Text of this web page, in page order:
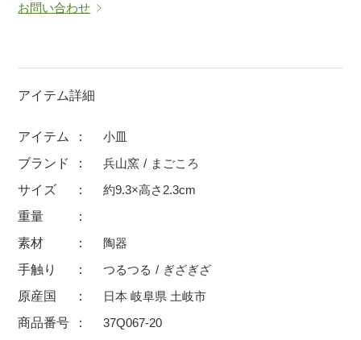
子供食器
置物
調理雑器
価格
500円未満 99円未満
500円～ 600円～
1,500円〜
お問い合わせ
アイテム詳細
アイテム
小皿
ブランド
兵山窯
まごころ
サイズ
約9.3×高さ2.3cm
重量
素材
陶器
手触り
つるつる
ぎざぎざ
原産国
日本 岐阜県 土岐市
商品番号
37Q067-20